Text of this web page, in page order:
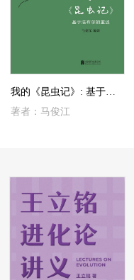
我的《昆虫记》: 基于法布尔的重述
著者：马俊江